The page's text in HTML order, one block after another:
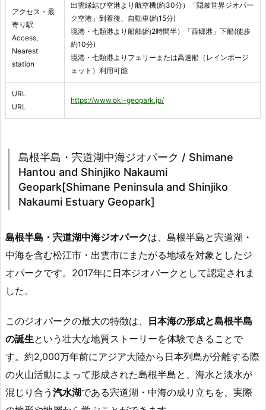
アクセス・最
寄り駅
Access,
Nearest
station
出雲縁結び空港より航空機(約30分）「隠岐世界ジオパー
ク空港」到着後、自動車(約15分)
境港・七類港より船舶(約2時間半）「西郷港」下船(徒歩
約10分)
境港・七類港よりフェリーまたは高速船（レインボージ
ェット）利用可能
URL
URL
https://www.oki-geopark.jp/
島根半島・宍道湖中海ジオパーク / Shimane
Hantou and Shinjiko Nakaumi
Geopark[Shimane Peninsula and Shinjiko
Nakaumi Estuary Geopark]
島根半島・宍道湖中海ジオパークは、島根半島と宍道湖・
中海を含む松江市・出雲市にまたがる地域を対象としたジ
オパークです。2017年に日本ジオパークとして認定されま
した。
このジオパークの最大の特徴は、 日本海の形成と島根半島
の誕生という壮大な地質ストーリーを体験できることで
す。約2,000万年前にアジア大陸から日本列島が分離する際
の火山活動によって形成された島根半島と、海水と淡水が
混じり合う 汽水湖である宍道湖・中海の成り立ちを、実際